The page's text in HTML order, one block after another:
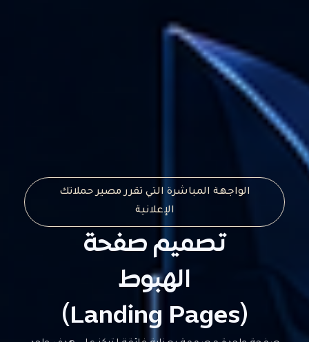
الواجهة المباشرة التي تقرر مصير حملاتك
الإعلانية
تصميم صفحة
الهبوط